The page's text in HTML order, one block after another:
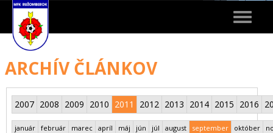
Toggle
ARCHÍV ČLÁNKOV
2007 2008 2009 2010 2011 2012 2013 2014 2015 2016
január február marec apríl máj jún júl august september október